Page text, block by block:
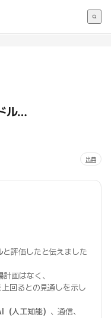
ル…
出典
と評価したと伝えました
計画はなく、
回るとの見通しを示し
（人工知能） 、通信、